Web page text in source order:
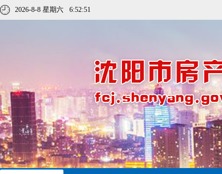
2026-8-8 星期六 6:52:51